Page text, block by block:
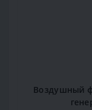
Воздушный